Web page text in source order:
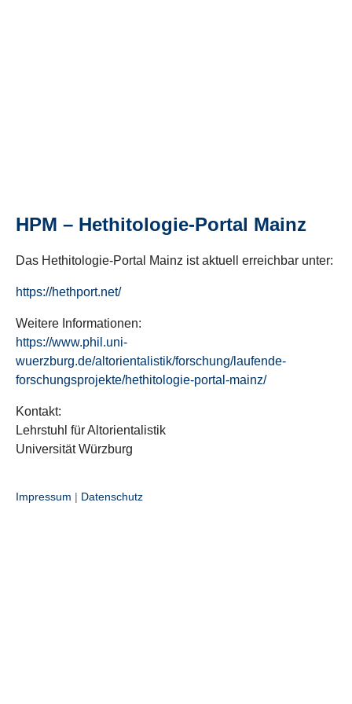
HPM – Hethitologie-Portal Mainz
Das Hethitologie-Portal Mainz ist aktuell erreichbar unter:
https://hethport.net/
Weitere Informationen:
https://www.phil.uni-
wuerzburg.de/altorientalistik/forschung/laufende-
forschungsprojekte/hethitologie-portal-mainz/
Kontakt:
Lehrstuhl für Altorientalistik
Universität Würzburg
Impressum | Datenschutz